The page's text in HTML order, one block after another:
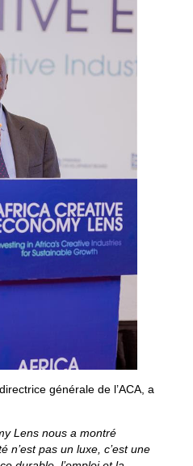
générale de l’ACA, a
Lens nous a montré
n’est pas un luxe, c’est une